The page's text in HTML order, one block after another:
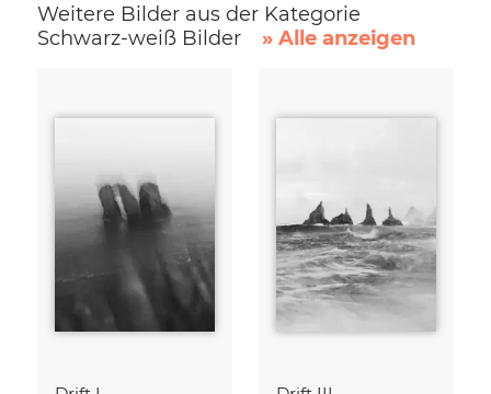
Weitere Bilder aus der Kategorie
Schwarz-weiß Bilder
» Alle anzeigen